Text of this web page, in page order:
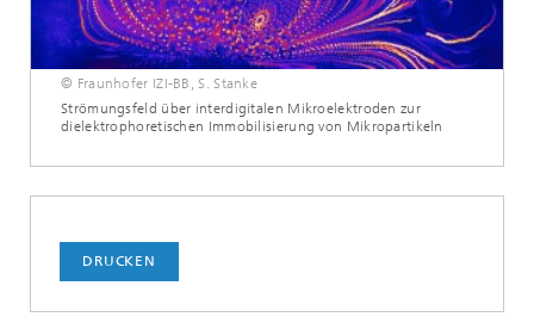
© Fraunhofer IZI-BB, S. Stanke
Strömungsfeld über interdigitalen Mikroelektroden zur
dielektrophoretischen Immobilisierung von Mikropartikeln
DRUCKEN